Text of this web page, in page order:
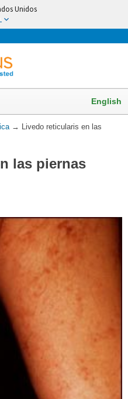
Unidos
English
→
Livedo reticularis en las
las piernas